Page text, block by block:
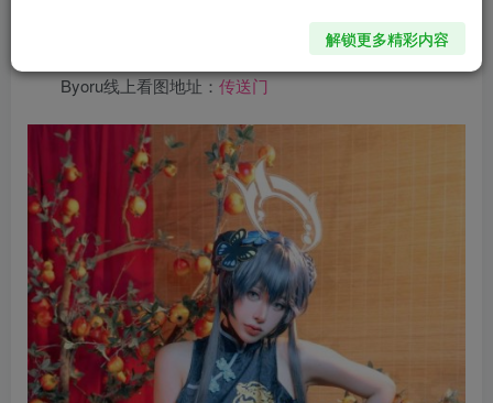
Byoru线上看图地址： 传送门
解锁更多精彩内容